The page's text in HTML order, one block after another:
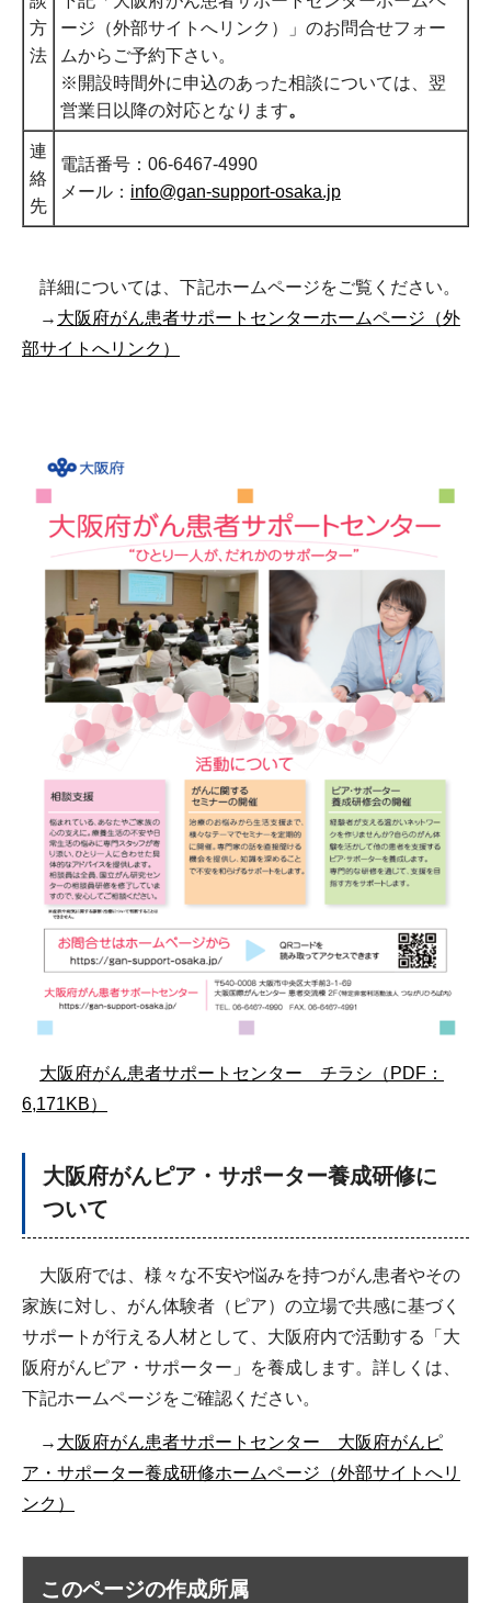
方
法
ージ（外部サイトへリンク）」のお問合せフォー
ムからご予約下さい。
※開設時間外に申込のあった相談については、翌
営業日以降の対応となります。
連
絡
先
電話番号：06-6467-4990
メール： info@gan-support-osaka.jp
詳細については、下記ホームページをご覧ください。
→ 大阪府がん患者サポートセンターホームページ（外
部サイトへリンク）
大阪府がん患者サポートセンター チラシ（PDF：
6,171KB）
大阪府がんピア・サポーター養成研修に
ついて
大阪府では、様々な不安や悩みを持つがん患者やその
家族に対し、がん体験者（ピア）の立場で共感に基づく
サポートが行える人材として、大阪府内で活動する「大
阪府がんピア・サポーター」を養成します。詳しくは、
下記ホームページをご確認ください。
→ 大阪府がん患者サポートセンター 大阪府がんピ
ア・サポーター養成研修ホームページ（外部サイトへリ
ンク）
このページの作成所属